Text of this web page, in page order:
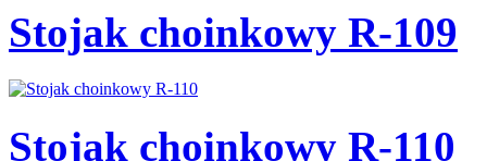
Stojak choinkowy R-109
Stojak choinkowy R-110